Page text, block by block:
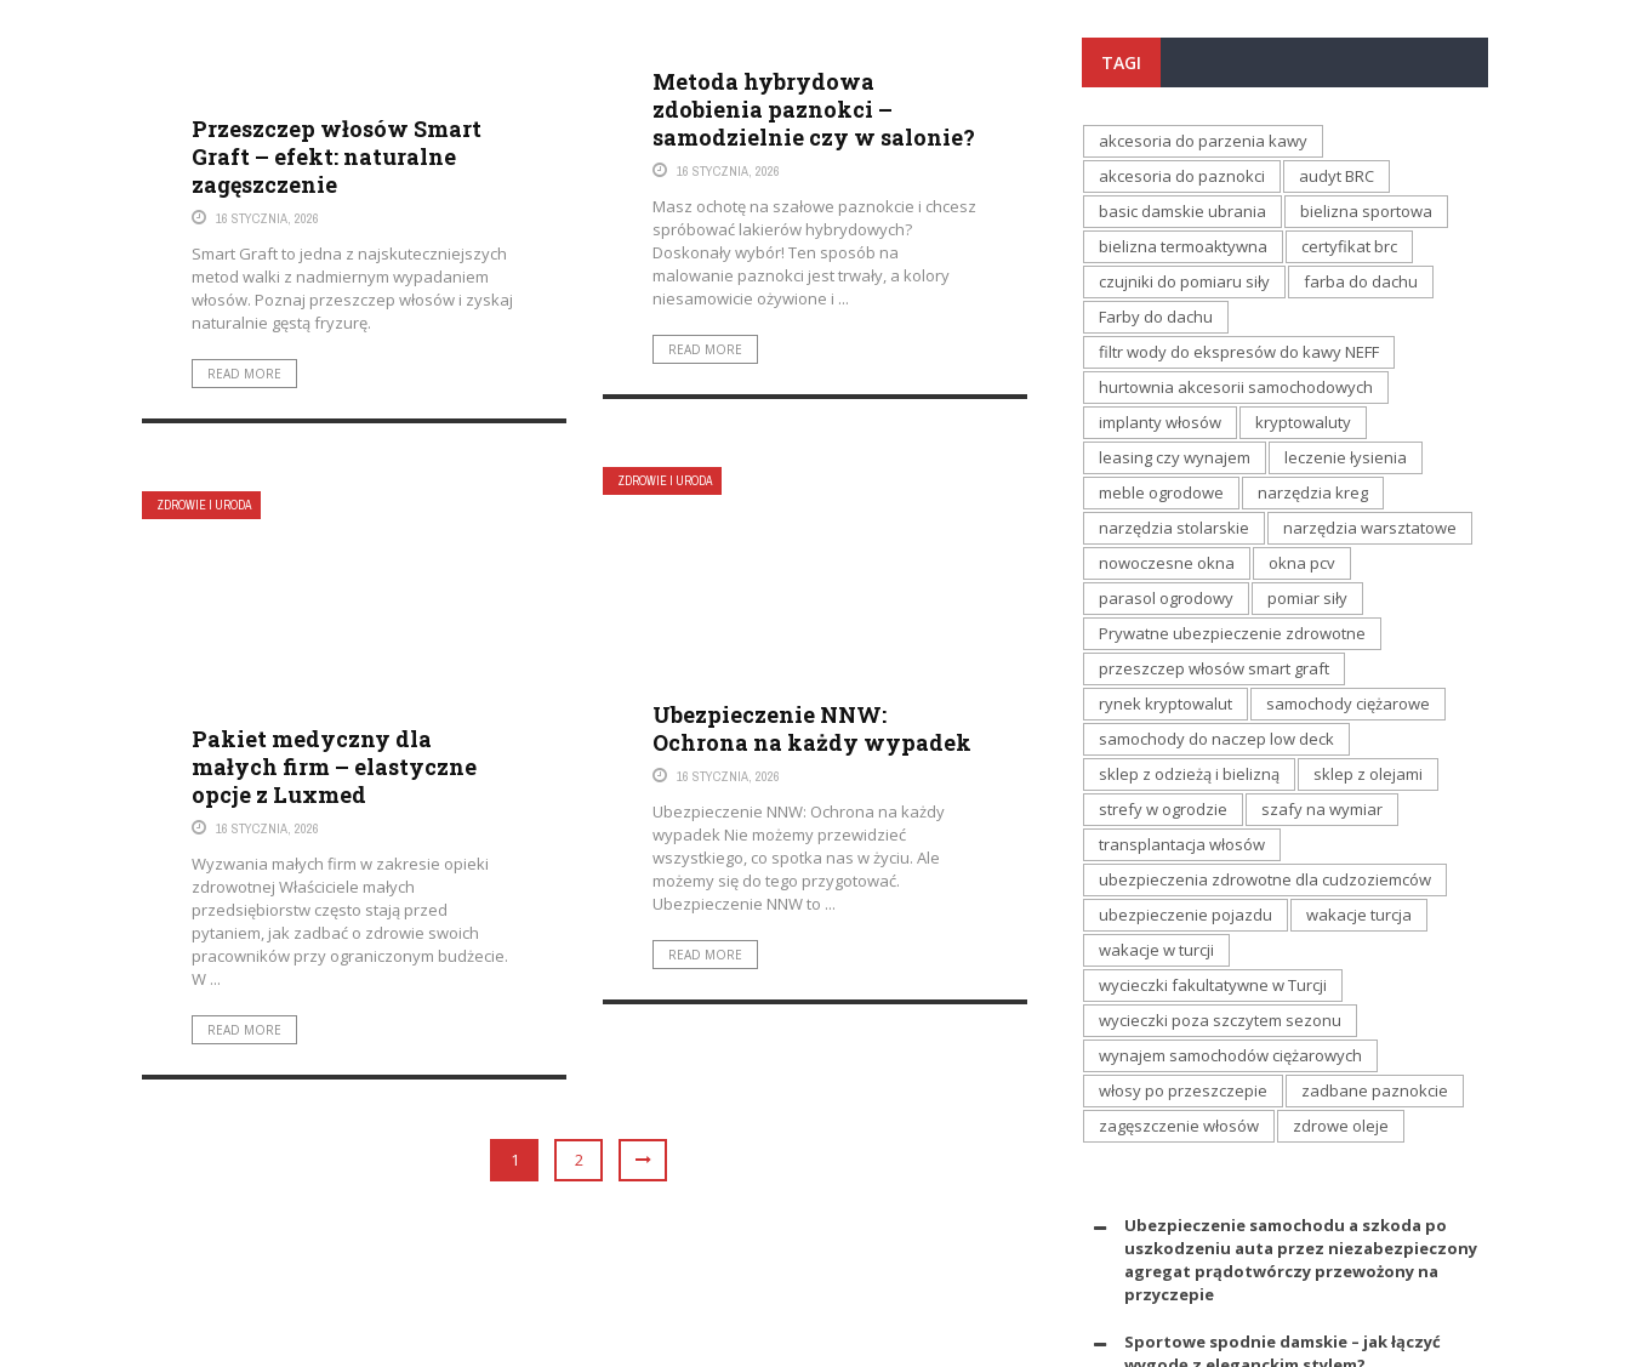
Metoda hybrydowa
zdobienia paznokci –
samodzielnie czy w salonie?
16 STYCZNIA, 2026
Masz ochotę na szałowe paznokcie i chcesz
spróbować lakierów hybrydowych?
Doskonały wybór! Ten sposób na
malowanie paznokci jest trwały, a kolory
niesamowicie ożywione i ...
READ MORE
Przeszczep włosów Smart
Graft – efekt: naturalne
zagęszczenie
16 STYCZNIA, 2026
Smart Graft to jedna z najskuteczniejszych
metod walki z nadmiernym wypadaniem
włosów. Poznaj przeszczep włosów i zyskaj
naturalnie gęstą fryzurę.
READ MORE
ZDROWIE I URODA
Ubezpieczenie NNW:
Ochrona na każdy wypadek
16 STYCZNIA, 2026
Ubezpieczenie NNW: Ochrona na każdy
wypadek Nie możemy przewidzieć
wszystkiego, co spotka nas w życiu. Ale
możemy się do tego przygotować.
Ubezpieczenie NNW to ...
READ MORE
ZDROWIE I URODA
Pakiet medyczny dla
małych firm – elastyczne
opcje z Luxmed
16 STYCZNIA, 2026
Wyzwania małych firm w zakresie opieki
zdrowotnej Właściciele małych
przedsiębiorstw często stają przed
pytaniem, jak zadbać o zdrowie swoich
pracowników przy ograniczonym budżecie.
W ...
READ MORE
1 2
TAGI
akcesoria do parzenia kawy
akcesoria do paznokci
audyt BRC
basic damskie ubrania
bielizna sportowa
bielizna termoaktywna
certyfikat brc
czujniki do pomiaru siły
farba do dachu
Farby do dachu
filtr wody do ekspresów do kawy NEFF
hurtownia akcesorii samochodowych
implanty włosów
kryptowaluty
leasing czy wynajem
leczenie łysienia
meble ogrodowe
narzędzia kreg
narzędzia stolarskie
narzędzia warsztatowe
nowoczesne okna
okna pcv
parasol ogrodowy
pomiar siły
Prywatne ubezpieczenie zdrowotne
przeszczep włosów smart graft
rynek kryptowalut
samochody ciężarowe
samochody do naczep low deck
sklep z odzieżą i bielizną
sklep z olejami
strefy w ogrodzie
szafy na wymiar
transplantacja włosów
ubezpieczenia zdrowotne dla cudzoziemców
ubezpieczenie pojazdu
wakacje turcja
wakacje w turcji
wycieczki fakultatywne w Turcji
wycieczki poza szczytem sezonu
wynajem samochodów ciężarowych
włosy po przeszczepie
zadbane paznokcie
zagęszczenie włosów
zdrowe oleje
Ubezpieczenie samochodu a szkoda po
uszkodzeniu auta przez niezabezpieczony
agregat prądotwórczy przewożony na
przyczepie
Sportowe spodnie damskie – jak łączyć